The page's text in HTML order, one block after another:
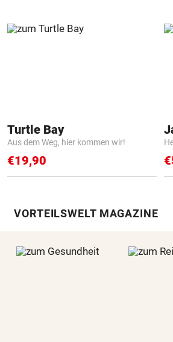
Turtle Bay
Aus dem Weg, hier kommen wir!
€19,90
VORTEILSWELT MAGAZINE